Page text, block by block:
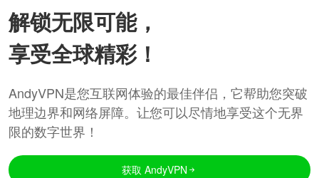
解锁无限可能，
享受全球精彩！
AndyVPN是您互联网体验的最佳伴侣，它帮助您突破
地理边界和网络屏障。让您可以尽情地享受这个无界
限的数字世界！
获取 AndyVPN